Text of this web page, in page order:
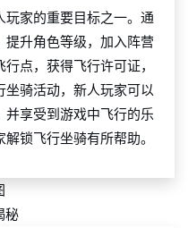
家的重要目标之一。通
升角色等级，加入阵营
点，获得飞行许可证，
骑活动，新人玩家可以
享受到游戏中飞行的乐
锁飞行坐骑有所帮助。
秘